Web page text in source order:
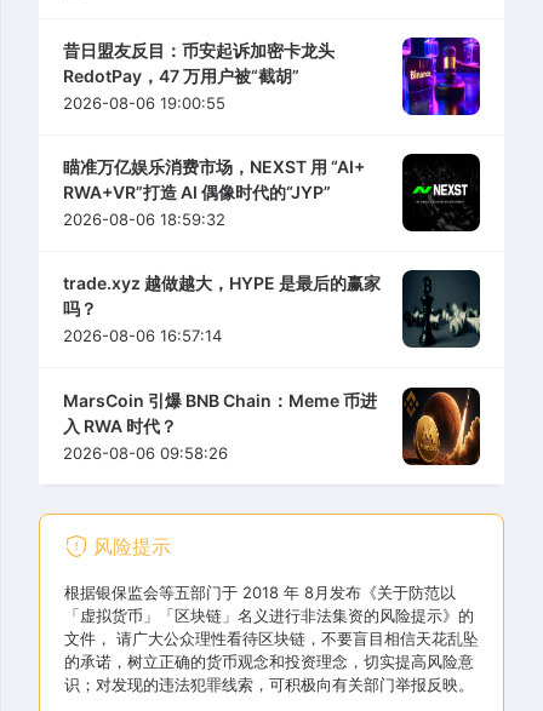
昔日盟友反目：币安起诉加密卡龙头
RedotPay，47 万用户被“截胡”
2026-08-06 19:00:55
瞄准万亿娱乐消费市场，NEXST 用 “AI+
RWA+VR”打造 AI 偶像时代的“JYP”
2026-08-06 18:59:32
trade.xyz 越做越大，HYPE 是最后的赢家
吗？
2026-08-06 16:57:14
MarsCoin 引爆 BNB Chain：Meme 币进
入 RWA 时代？
2026-08-06 09:58:26
风险提示
根据银保监会等五部门于 2018 年 8月发布《关于防范以
「虚拟货币」「区块链」名义进行非法集资的风险提示》的
文件， 请广大公众理性看待区块链，不要盲目相信天花乱坠
的承诺，树立正确的货币观念和投资理念，切实提高风险意
识；对发现的违法犯罪线索，可积极向有关部门举报反映。